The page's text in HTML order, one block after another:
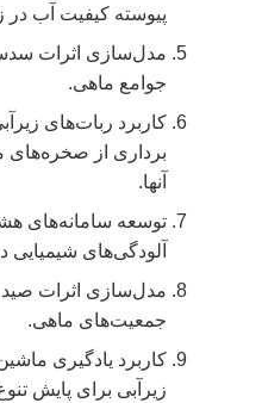
پیوسته کیفیت آب
مدل‌سازی اثرات
جوامع ماهی.
برداری از صخره‌های
آنها.
توسعه سامانه‌های
آلودگی‌های شیمیایی
مدل‌سازی اثرات صید
جمعیت‌های ماهی.
کاربرد یادگیری
زیرآبی برای پایش